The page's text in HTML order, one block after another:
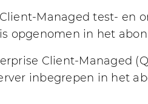
Managed test- en
opgenomen in het
Client-Managed
inbegrepen in het